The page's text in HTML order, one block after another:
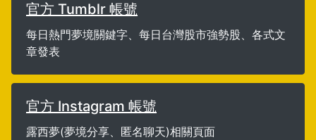
官方 Tumblr 帳號
每日熱門夢境關鍵字、每日台灣股市強勢股、各式文
章發表
官方 Instagram 帳號
露西夢(夢境分享、匿名聊天)相關頁面